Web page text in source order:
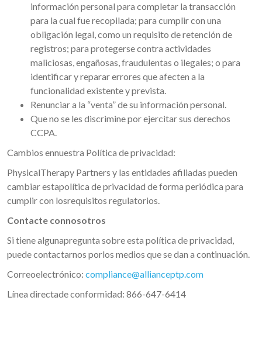
información personal para completar la transacción
para la cual fue recopilada; para cumplir con una
obligación legal, como un requisito de retención de
registros; para protegerse contra actividades
maliciosas, engañosas, fraudulentas o ilegales; o para
identificar y reparar errores que afecten a la
funcionalidad existente y prevista.
Renunciar a la “venta” de su información personal.
Que no se les discrimine por ejercitar sus derechos
CCPA.
Cambios ennuestra Política de privacidad:
PhysicalTherapy Partners y las entidades afiliadas pueden
cambiar estapolítica de privacidad de forma periódica para
cumplir con losrequisitos regulatorios.
Contacte connosotros
Si tiene algunapregunta sobre esta política de privacidad,
puede contactarnos porlos medios que se dan a continuación.
Correoelectrónico: compliance@allianceptp.com
Línea directade conformidad: 866-647-6414